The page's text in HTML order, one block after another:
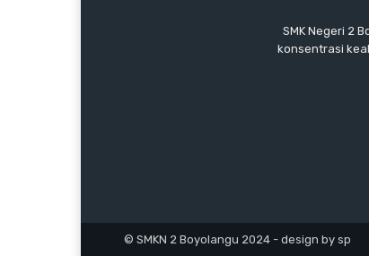
SMK Negeri 2
konsentrasi
© SMKN 2 Boyolangu 2024 - design by sp